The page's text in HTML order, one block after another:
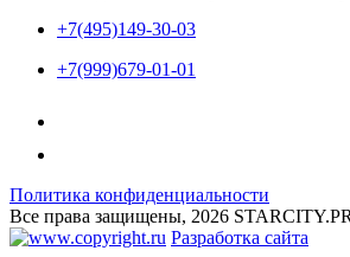
+7(495)149-30-03
+7(999)679-01-01
Политика конфиденциальности
Все права защищены, 2026
Разработка сайта